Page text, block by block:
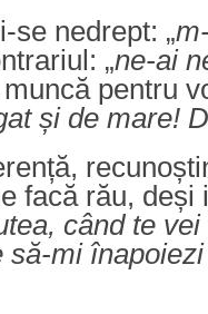
se nedrept: „
„ne-ai
pentru
și de mare!
facă rău, deși
când te vei
să-mi